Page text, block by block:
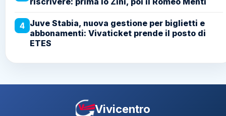
4 Juve Stabia, nuova gestione per biglietti e
abbonamenti: Vivaticket prende il posto di
ETES
Vivicentro